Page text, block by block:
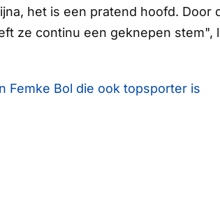
het is een pratend hoofd. Door
ze continu een geknepen stem",
Femke Bol die ook topsporter is